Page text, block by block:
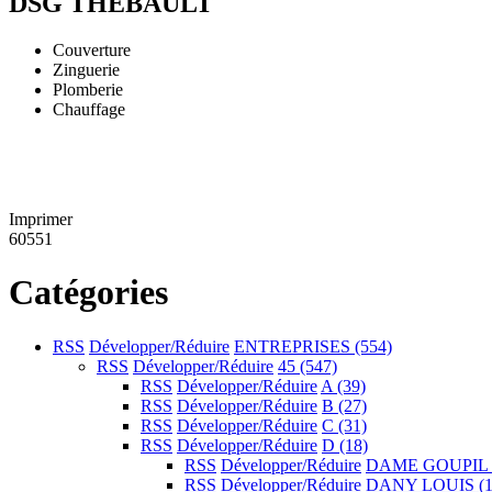
Couverture
Zinguerie
Plomberie
Chauffage
Imprimer
60551
Catégories
RSS Développer/Réduire ENTREPRISES (554)
RSS Développer/Réduire 45 (547)
RSS Développer/Réduire A (39)
RSS Développer/Réduire B (27)
RSS Développer/Réduire C (31)
RSS Développer/Réduire D (18)
RSS Développer/Réduire DAME GOUPIL
RSS Développer/Réduire DANY LOUIS